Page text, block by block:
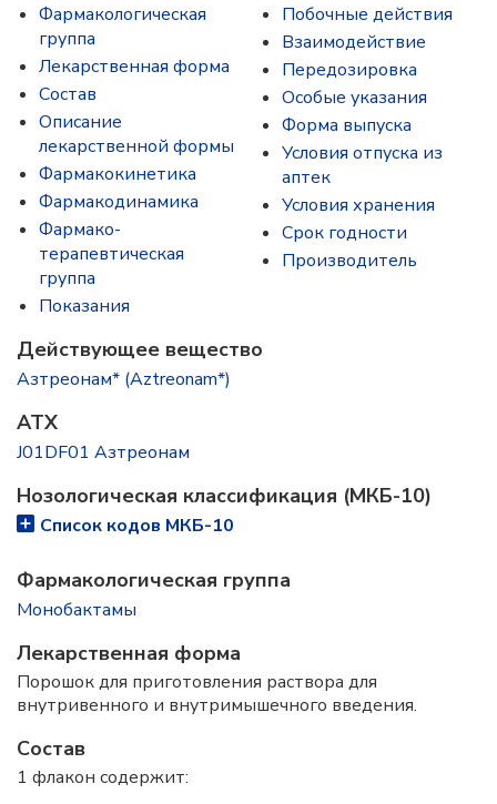
Фармакологическая
группа
Лекарственная форма
Состав
Описание
лекарственной формы
Фармакокинетика
Фармакодинамика
Фармако-
терапевтическая
группа
Показания
Побочные действия
Взаимодействие
Передозировка
Особые указания
Форма выпуска
Условия отпуска из
аптек
Условия хранения
Срок годности
Производитель
Действующее вещество
Азтреонам* (Aztreonam*)
ATX
J01DF01 Азтреонам
Нозологическая классификация (МКБ-10)
Список кодов МКБ-10
Фармакологическая группа
Монобактамы
Лекарственная форма
Порошок для приготовления раствора для
внутривенного и внутримышечного введения.
Состав
1 флакон содержит: